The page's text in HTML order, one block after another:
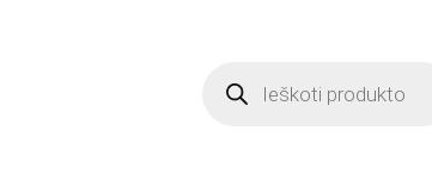
search